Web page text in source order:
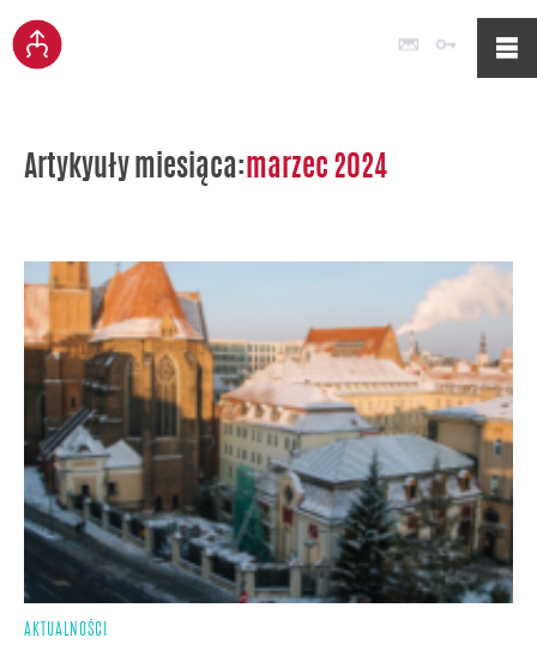
Poczta
Artykyuły miesiąca: marzec 2024
AKTUALNOŚCI